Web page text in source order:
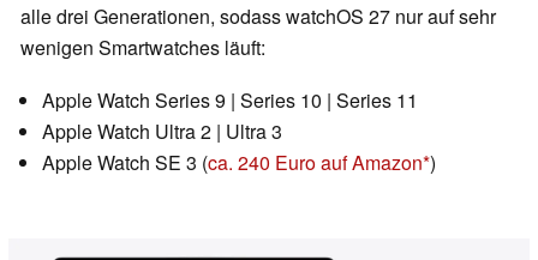
alle drei Generationen, sodass watchOS 27 nur auf sehr
wenigen Smartwatches läuft:
Apple Watch Series 9 | Series 10 | Series 11
Apple Watch Ultra 2 | Ultra 3
Apple Watch SE 3 (ca. 240 Euro auf Amazon )